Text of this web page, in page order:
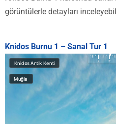
görüntülerle detayları
Knidos Burnu 1 – Sanal Tur 1